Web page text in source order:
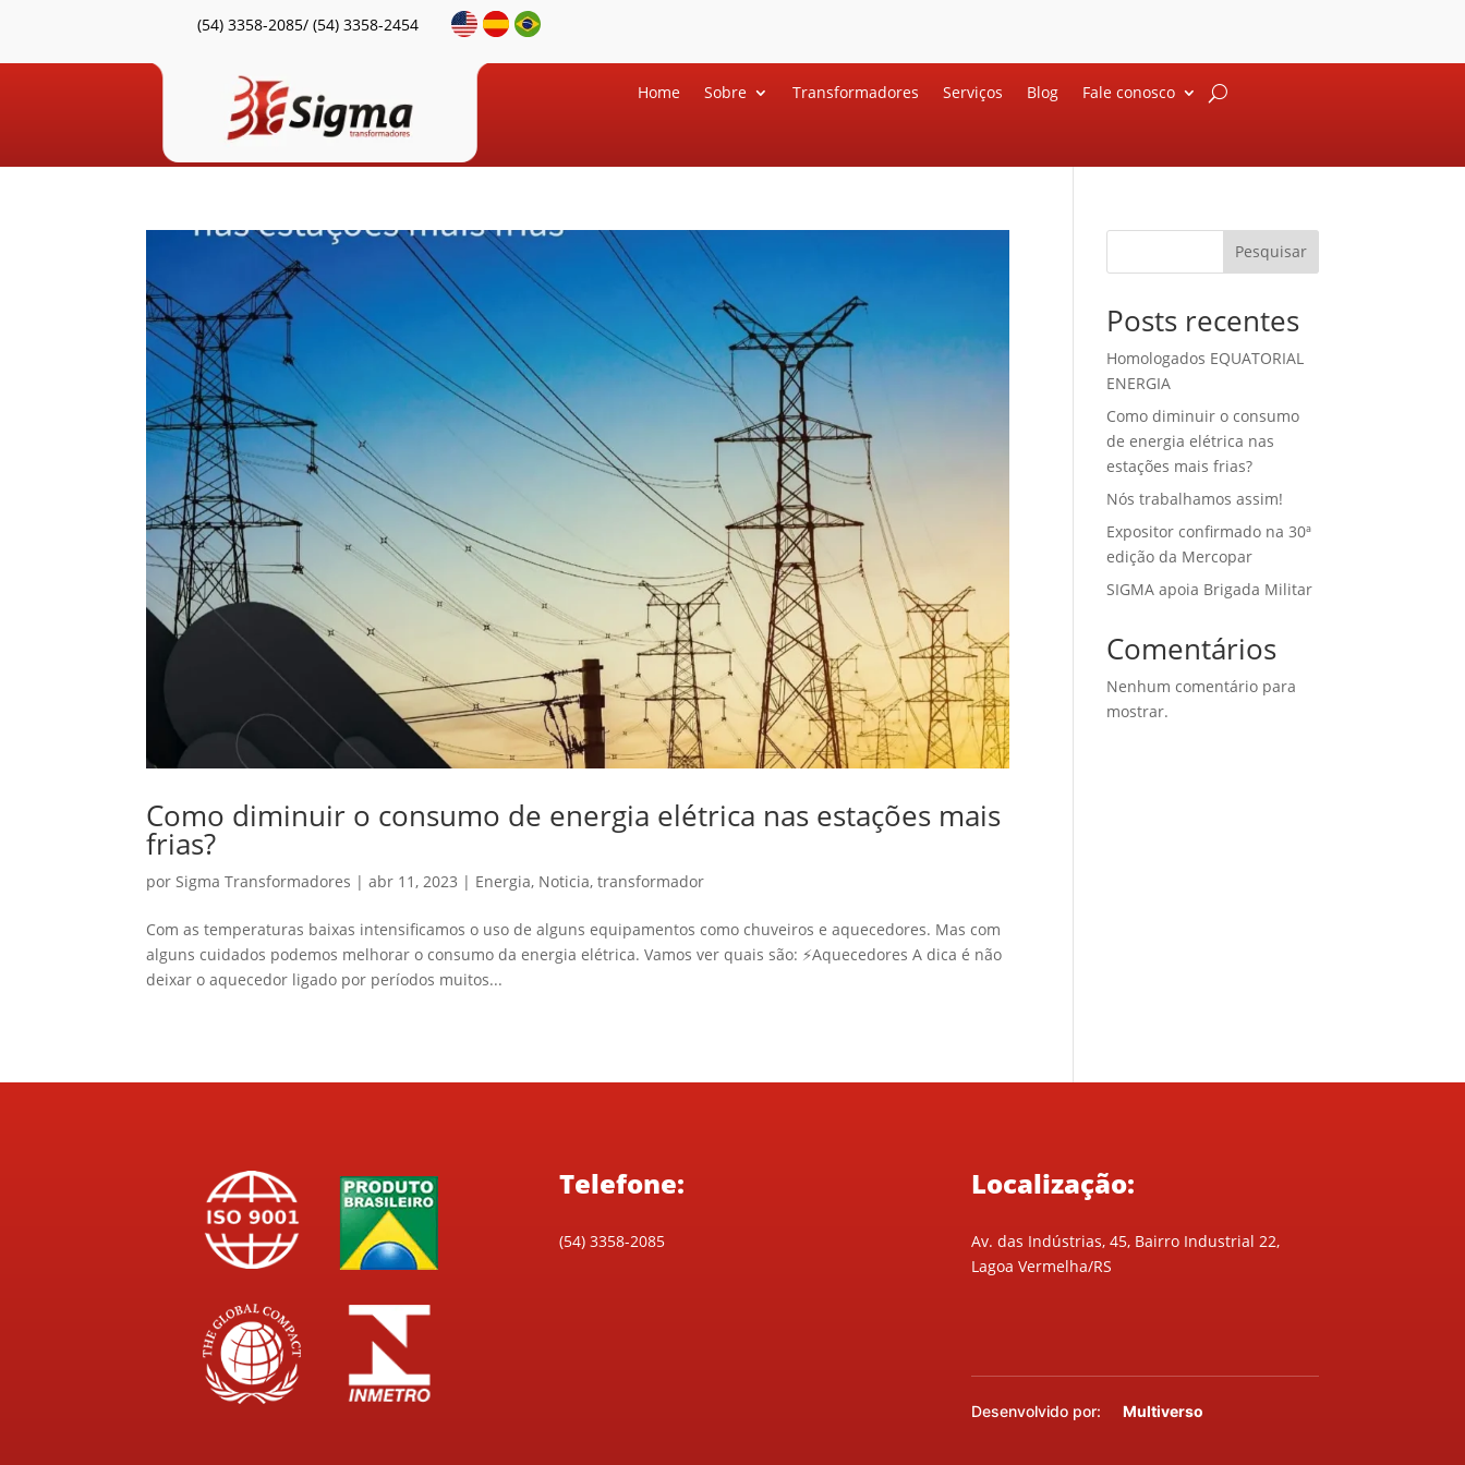
(54) 3358-2085/ (54) 3358-2454
Home Sobre Transformadores Serviços Blog Fale conosco
Como diminuir o consumo de energia elétrica nas estações mais
frias?
porSigma Transformadores |abr 11, 2023 | Energia, Noticia,transformador
Com as temperaturas baixas intensificamos o uso de alguns equipamentos como chuveiros e aquecedores. Mas com
alguns cuidados podemos melhorar o consumo da energia elétrica. Vamos ver quais são: ⚡️Aquecedores A dica é não
deixar o aquecedor ligado por períodos muitos...
Pesquisar
Posts recentes
Homologados EQUATORIAL
ENERGIA
Como diminuir o consumo
de energia elétrica nas
estações mais frias?
Nós trabalhamos assim!
Expositor confirmado na 30ª
edição da Mercopar
SIGMA apoia Brigada Militar
Comentários
Nenhum comentário para
mostrar.
Telefone:
(54) 3358-2085
Localização:
Av. das Indústrias, 45, Bairro Industrial 22,
Lagoa Vermelha/RS
Desenvolvido por: Multiverso